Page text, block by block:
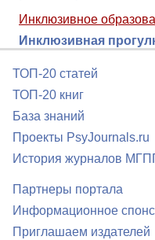
Инклюзивное
Инклюзивная
ТОП-20 статей
ТОП-20 книг
База знаний
Проекты PsyJournals.ru
История журналов
Партнеры портала
Информационное
Приглашаем издателей